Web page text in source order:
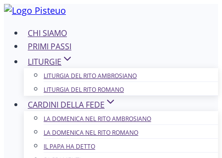
Salta
contenutoCHI SIAMO
PRIMI PASSI
LITURGIE
LITURGIA DEL RITO AMBROSIANO
LITURGIA DEL RITO ROMANO
CARDINI DELLA FEDE
LA DOMENICA NEL R​​​​​​ITO AMBROSIANO
LA DOMENICA NEL RITO ROMANO
IL PAPA HA DETTO